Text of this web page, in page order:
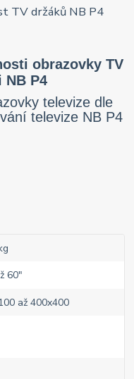
obrazovky TV
NB P4
60"
až 400x400